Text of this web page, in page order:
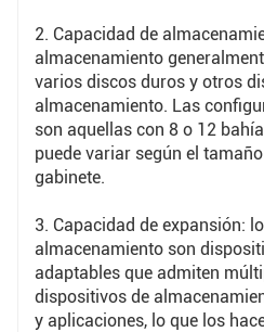
almacenamiento a menudo
gestión de hardware para la
mantenimiento
almacenamiento, lo que
precisión de la gestión de
5. Capacidad de expansión:
almacenamiento son
adaptables que admiten
dispositivos de
2. Capacidad de
almacenamiento
varios discos duros y otros
almacenamiento. Las
son aquellas con 8 o 12
puede variar según el
gabinete.
3. Capacidad de expansión:
almacenamiento son
adaptables que admiten
dispositivos de
y aplicaciones, lo que los